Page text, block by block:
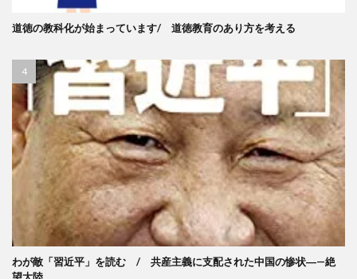
道徳の教科化が始まっています/ 道徳教育のあり方を考える
わが敵「習近平」を読む / 共産主義に支配された中国の惨状―—絶